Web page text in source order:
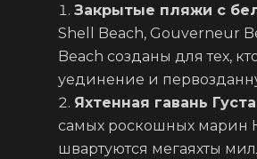
Закрытые пляжи с
Shell Beach, Gouverneur
Beach созданы для тех,
уединение и
Яхтенная гавань
самых роскошных марин
швартуются мегаяхты